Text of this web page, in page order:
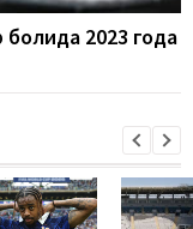
2023 года